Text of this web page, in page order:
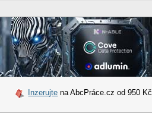
Inzerujte na AbcPráce.cz od 950 Kč